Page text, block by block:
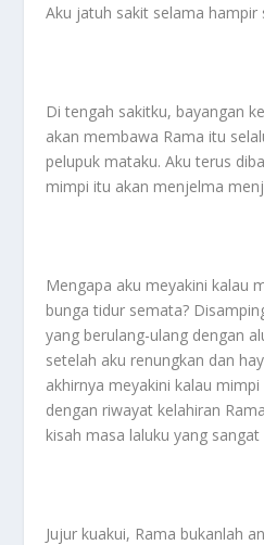
Aku jatuh sakit selama hampir
Di tengah sakitku, bayangan
akan membawa Rama itu
pelupuk mataku. Aku terus
mimpi itu akan menjelma
Mengapa aku meyakini kalau
bunga tidur semata?
yang berulang-ulang dengan
setelah aku renungkan dan
akhirnya meyakini kalau
dengan riwayat kelahiran
kisah masa laluku yang sangat
Jujur kuakui, Rama bukanlah